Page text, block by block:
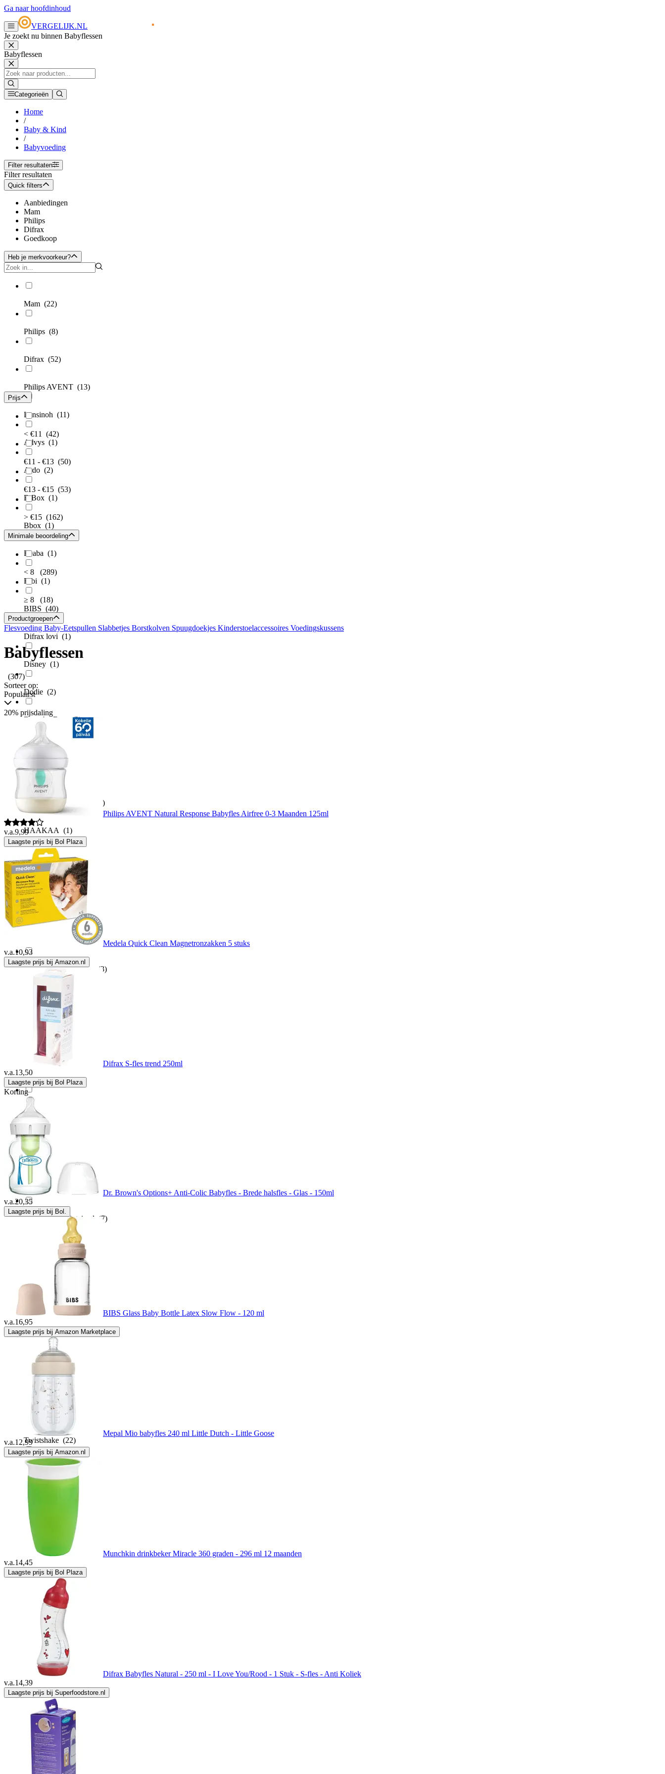
Ga naar hoofdinhoud
VERGELIJK.NL
Je zoekt nu binnen Babyflessen
Babyflessen
Categorieën
Home
/
Baby & Kind
/
Babyvoeding
Filter resultaten
Filter resultaten
Quick filters
Aanbiedingen
Mam
Philips
Difrax
Goedkoop
Heb je merkvoorkeur?
Mam (22)
Philips (8)
Difrax (52)
Philips AVENT (13)
Lansinoh (11)
Advys (1)
Ardo (2)
B.Box (1)
Bbox (1)
Beaba (1)
Bibi (1)
BIBS (40)
Difrax lovi (1)
Disney (1)
Dodie (2)
Done by Deer (3)
Dr browns(2)
Dr. Brown's(21)
EVERYDAY BABY (4)
HAAKAA (1)
HEMA(2)
Herobility(3)
Hevea
Lansinoh Laboratories (3)
Lief!(1)
Lola&Lykke(1)
Medela (4)
Mepal(13)
Munchkin
Natursutten
Nuby (2)
Nuk(10)
PDM to be maintained (7)
Rubytec (6)
Sophie de Giraf(1)
Suavinex(2)
Tommee tippee
Travelsafe (1)
Twistshake (22)
You do it(1)
Prijs
< €11 (42)
€11 - €13 (50)
€13 - €15 (53)
> €15 (162)
Minimale beoordeling
< 8 (289)
≥ 8 (18)
Productgroepen
Flesvoeding Baby-Eetspullen Slabbetjes Borstkolven Spuugdoekjes Kinderstoelaccessoires Voedingskussens
Babyflessen
(307)
Sorteer op:
Populairst
20% prijsdaling
Philips AVENT Natural Response Babyfles Airfree 0-3 Maanden 125ml
v.a.9,99
Laagste prijs bij Bol Plaza
Medela Quick Clean Magnetronzakken 5 stuks
v.a.10,93
Laagste prijs bij Amazon.nl
Difrax S-fles trend 250ml
v.a.13,50
Laagste prijs bij Bol Plaza
Korting
Dr. Brown's Options+ Anti-Colic Babyfles - Brede halsfles - Glas - 150ml
v.a.20,35
Laagste prijs bij Bol.
BIBS Glass Baby Bottle Latex Slow Flow - 120 ml
v.a.16,95
Laagste prijs bij Amazon Marketplace
Mepal Mio babyfles 240 ml Little Dutch - Little Goose
v.a.12,99
Laagste prijs bij Amazon.nl
Munchkin drinkbeker Miracle 360 graden - 296 ml 12 maanden
v.a.14,45
Laagste prijs bij Bol Plaza
Difrax Babyfles Natural - 250 ml - I Love You/Rood - 1 Stuk - S-fles - Anti Koliek
v.a.14,39
Laagste prijs bij Superfoodstore.nl